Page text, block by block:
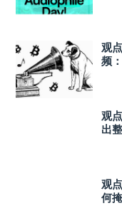
观
频
观
出
观
何